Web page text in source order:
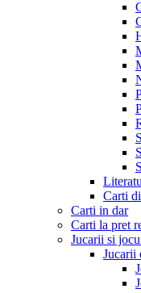
Carti
Carti in dar
Carti la pret
Jucarii si
Jucarii